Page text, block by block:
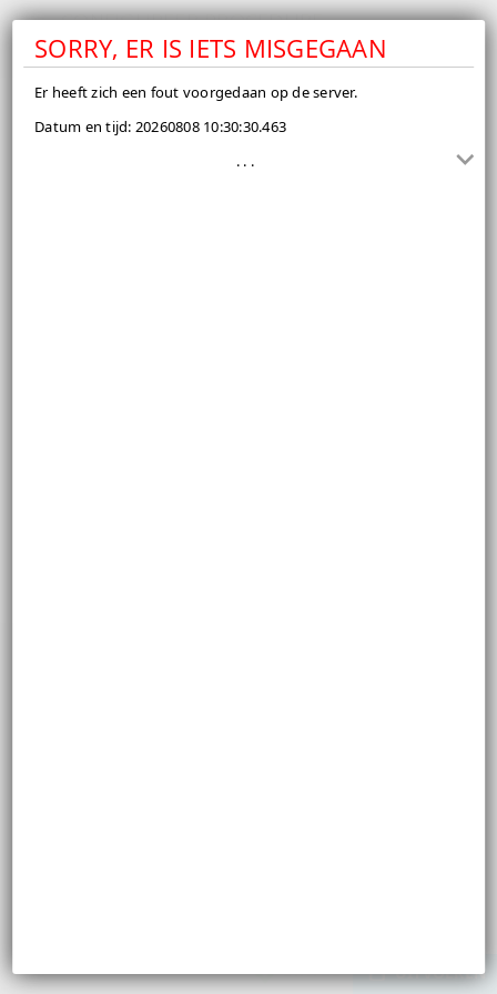
CONFIGUREER PROCEDURE
SORRY, ER IS IETS MISGEGAAN
Er heeft zich een fout voorgedaan op de server.
Datum en tijd: 20260808 10:30:30.463
. . .
STATUS UITVOEREN